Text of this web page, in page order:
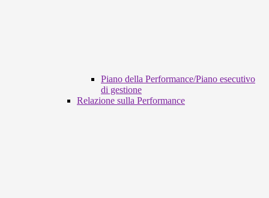
Piano della Performance/Piano esecutivo
di gestione
Relazione sulla Performance